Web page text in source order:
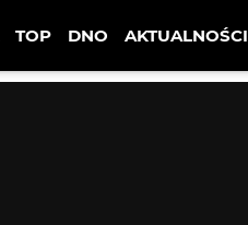
TOP DNO AKTUALNOŚCI